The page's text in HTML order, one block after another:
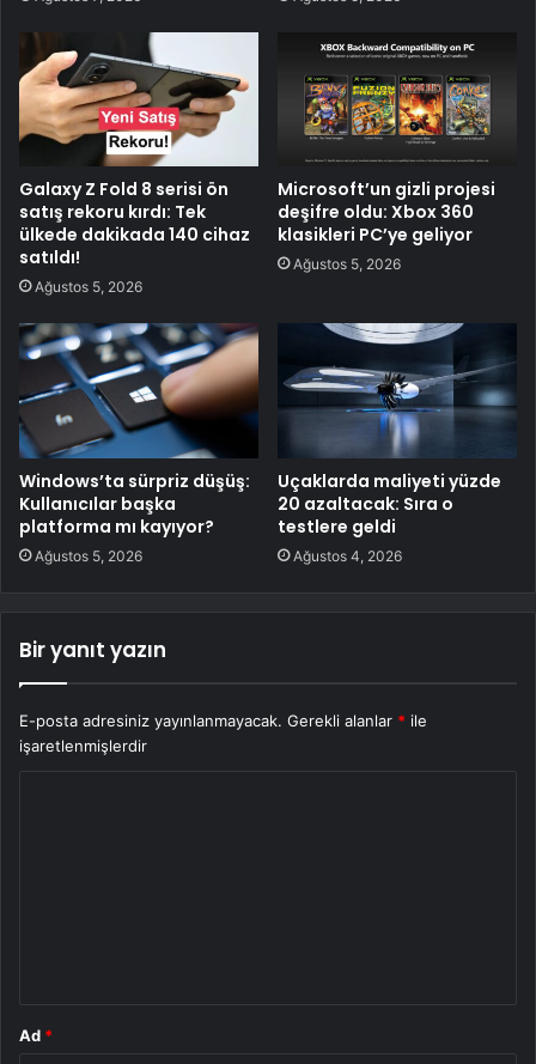
Galaxy Z Fold 8 serisi ön
satış rekoru kırdı: Tek
ülkede dakikada 140 cihaz
satıldı!
Ağustos 5, 2026
Microsoft’un gizli projesi
deşifre oldu: Xbox 360
klasikleri PC’ye geliyor
Ağustos 5, 2026
Windows’ta sürpriz düşüş:
Kullanıcılar başka
platforma mı kayıyor?
Ağustos 5, 2026
Uçaklarda maliyeti yüzde
20 azaltacak: Sıra o
testlere geldi
Ağustos 4, 2026
Bir yanıt yazın
E-posta adresiniz yayınlanmayacak. Gerekli alanlar * ile
işaretlenmişlerdir
Ad *